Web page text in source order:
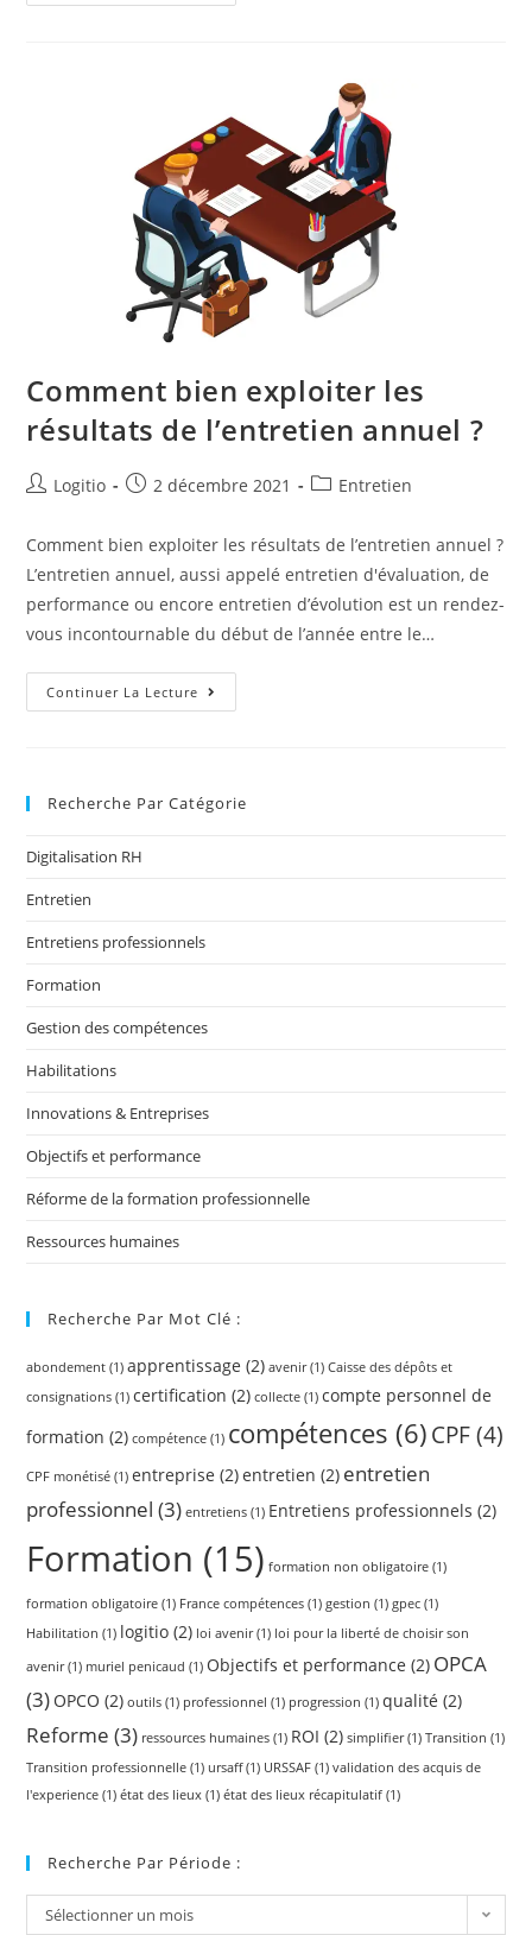
Comment bien exploiter les
résultats de l’entretien annuel ?
Logitio 2 décembre 2021 Entretien
Comment bien exploiter les résultats de l’entretien annuel ?
L’entretien annuel, aussi appelé entretien d'évaluation, de
performance ou encore entretien d’évolution est un rendez-
vous incontournable du début de l’année entre le…
Continuer La Lecture
Recherche Par Catégorie
Digitalisation RH
Entretien
Entretiens professionnels
Formation
Gestion des compétences
Habilitations
Innovations & Entreprises
Objectifs et performance
Réforme de la formation professionnelle
Ressources humaines
Recherche Par Mot Clé :
abondement (1) apprentissage (2) avenir(1) Caisse des dépôts et
consignations (1) certification (2) collecte (1) compte personnel de
formation (2) compétence (1) compétences (6)CPF(4)
CPF monétisé (1) entreprise (2)entretien (2) entretien
professionnel (3) entretiens (1) Entretiens professionnels (2)
Formation (15) formation non obligatoire (1)
formation obligatoire (1) France compétences (1) gestion (1) gpec (1)
Habilitation (1) logitio (2) loi avenir(1) loi pour la liberté de choisir son
avenir(1) muriel penicaud (1) Objectifs et performance (2) OPCA
(3) OPCO (2) outils (1) professionnel (1) progression (1) qualité (2)
Reforme (3) ressources humaines (1) ROI (2) simplifier(1) Transition (1)
Transition professionnelle (1) ursaff(1) URSSAF (1) validation des acquis de
l'experience (1) état des lieux (1) état des lieux récapitulatif (1)
Recherche Par Période :
Sélectionner un mois